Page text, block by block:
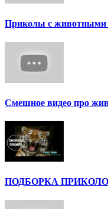
Приколы с
Смешное видео про
ПОДБОРКА